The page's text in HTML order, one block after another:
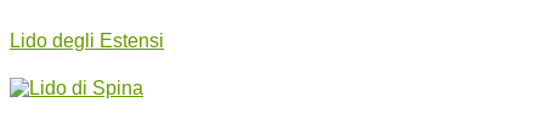
Lido degli Estensi